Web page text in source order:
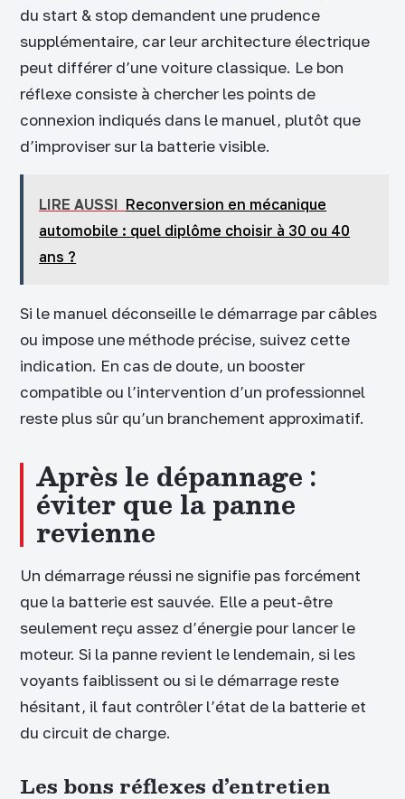
du start & stop demandent une prudence
supplémentaire, car leur architecture électrique
peut différer d’une voiture classique. Le bon
réflexe consiste à chercher les points de
connexion indiqués dans le manuel, plutôt que
d’improviser sur la batterie visible.
LIRE AUSSI Reconversion en mécanique
automobile : quel diplôme choisir à 30 ou 40
ans ?
Si le manuel déconseille le démarrage par câbles
ou impose une méthode précise, suivez cette
indication. En cas de doute, un booster
compatible ou l’intervention d’un professionnel
reste plus sûr qu’un branchement approximatif.
Après le dépannage :
éviter que la panne
revienne
Un démarrage réussi ne signifie pas forcément
que la batterie est sauvée. Elle a peut-être
seulement reçu assez d’énergie pour lancer le
moteur. Si la panne revient le lendemain, si les
voyants faiblissent ou si le démarrage reste
hésitant, il faut contrôler l’état de la batterie et
du circuit de charge.
Les bons réflexes d’entretien